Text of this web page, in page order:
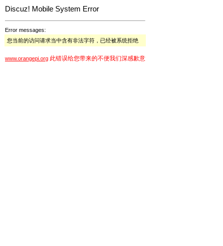
Discuz! Mobile System Error
Error messages:
您当前的访问请求当中含有非法字符，已经被系统拒绝
www.orangepi.org 此错误给您带来的不便我们深感歉意